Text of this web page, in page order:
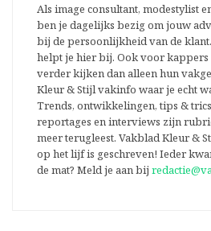
Als image consultant, modestylist
ben je dagelijks bezig om jouw
bij de persoonlijkheid van de
helpt je hier bij. Ook voor kappers
verder kijken dan alleen hun
Kleur & Stijl vakinfo waar je echt
Trends, ontwikkelingen, tips &
reportages en interviews zijn
meer terugleest. Vakblad Kleur &
op het lijf is geschreven! Ieder
de mat? Meld je aan bij